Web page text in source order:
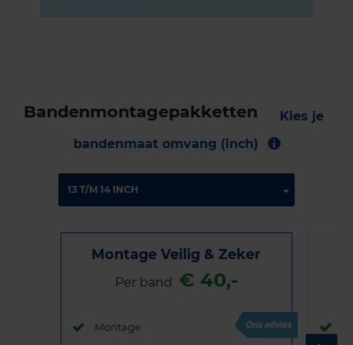
Bandenmontagepakketten
Kies je
bandenmaat omvang (inch)
Montage Veilig & Zeker
Per band € 40,-
Montage